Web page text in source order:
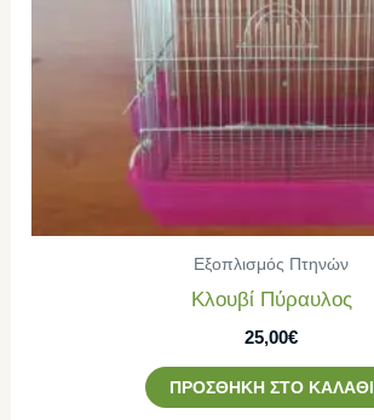
Εξοπλισμός Πτηνών
Κλουβί Πύραυλος
25,00€
ΠΡΟΣΘΉΚΗ ΣΤΟ ΚΑΛΆΘΙ